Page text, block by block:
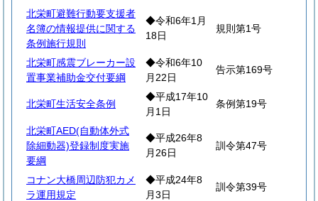
北栄町避難行動要支援者
名簿の情報提供に関する
条例施行規則
◆令和6年1月
18日
規則第1号
北栄町感震ブレーカー設
置事業補助金交付要綱
◆令和6年10
月22日
告示第169号
北栄町生活安全条例
◆平成17年10
月1日
条例第19号
北栄町AED(自動体外式
除細動器)登録制度実施
要綱
◆平成26年8
月26日
訓令第47号
コナン大橋周辺防犯カメ
ラ運用規定
◆平成24年8
月3日
訓令第39号